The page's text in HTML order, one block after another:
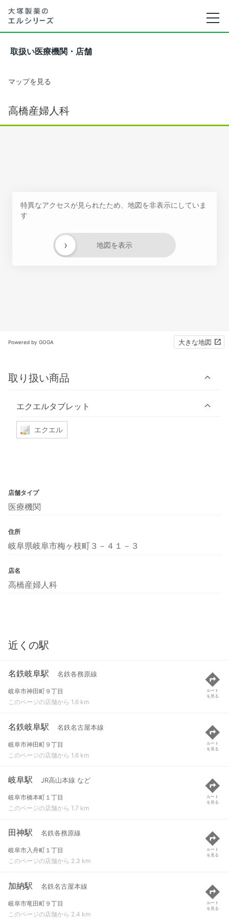
取扱い医療機関・店舗
マップを見る
高橋産婦人科
特異なアクセスが見られたため、地図を非表示にしていま
す
地図を表示
›
Powered by GOGA 大きな地図
取り扱い商品
エクエルタブレット
エクエル
店舗タイプ
医療機関
住所
岐阜県岐阜市梅ヶ枝町３－４１－３
店名
高橋産婦人科
近くの駅
名鉄岐阜駅 名鉄各務原線
岐阜市神田町９丁目
このページの店舗から 1.6 km
ルート
を見る
名鉄岐阜駅 名鉄名古屋本線
岐阜市神田町９丁目
このページの店舗から 1.6 km
ルート
を見る
岐阜駅 JR高山本線 など
岐阜市橋本町１丁目
このページの店舗から 1.7 km
ルート
を見る
田神駅 名鉄各務原線
岐阜市入舟町１丁目
このページの店舗から 2.3 km
ルート
を見る
加納駅 名鉄名古屋本線
岐阜市竜田町９丁目
このページの店舗から 2.4 km
ルート
を見る